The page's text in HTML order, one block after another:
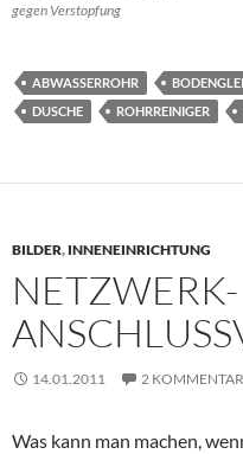
gegen Verstopfung
ABWASSERROHR
DUSCHE
ROHRREINIGER
BILDER, INNENEINRICHTUNG
NETZWERK-
14.01.2011 2
Was kann man machen,